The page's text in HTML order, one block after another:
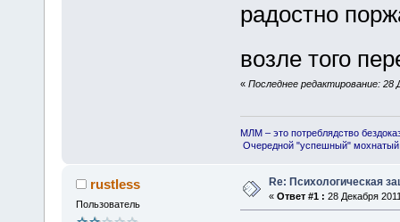
радостно
возле того
« Последнее редактирование: 28
МЛМ – это потреблядство
Очередной "успешный"
rustless
Пользователь
Re: Психологическая
« Ответ #1 : 28 Декабря